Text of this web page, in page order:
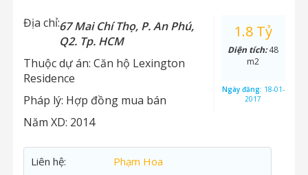
Địa chỉ:67 Mai Chí Thọ, P. An Phú,
Q2. Tp. HCM
Thuộc dự án: Căn hộ Lexington
Residence
Pháp lý: Hợp đồng mua bán
Năm XD: 2014
1.8 Tỷ
Diện tích:48
m2
Ngày đăng: 18-01-
2017
Liên hệ:
Phạm Hoa